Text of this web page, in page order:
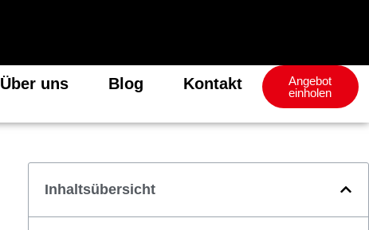
Über uns Blog Kontakt
Angebot
einholen
Inhaltsübersicht